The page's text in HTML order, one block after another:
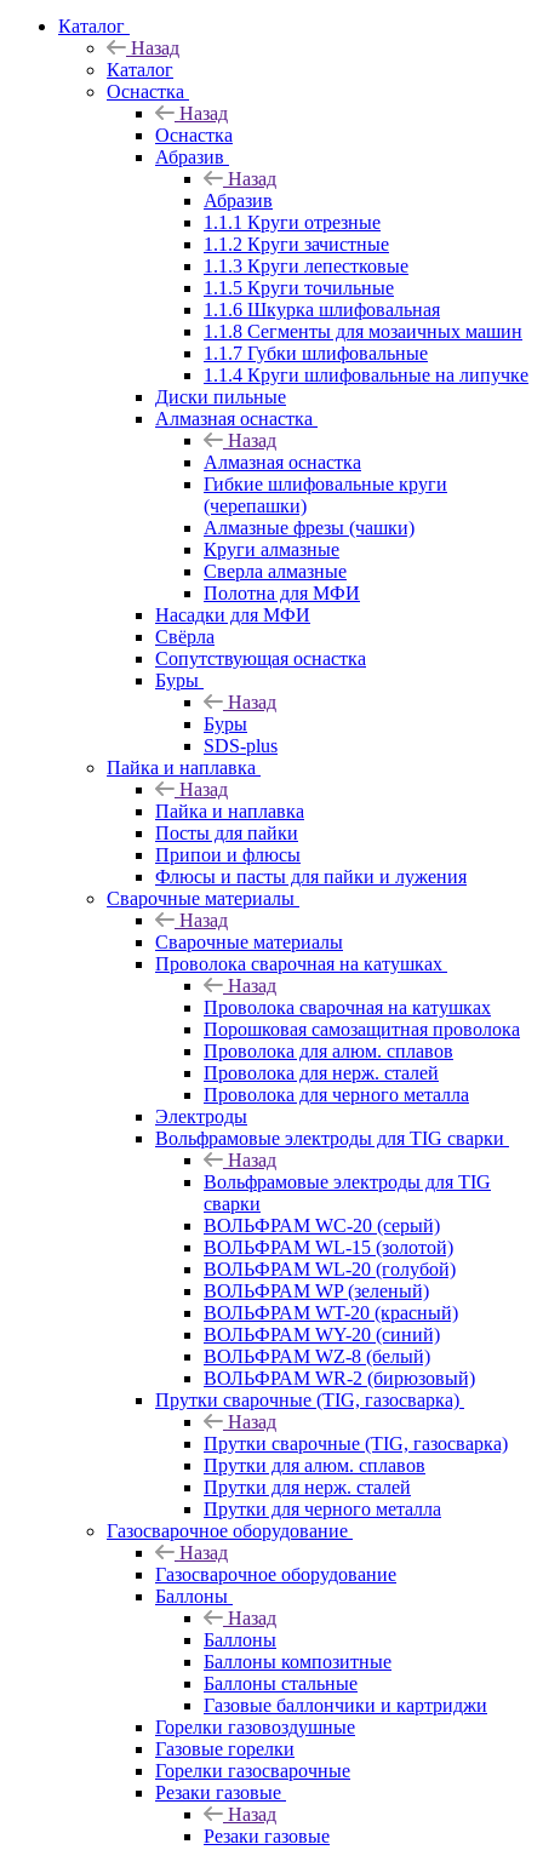
Каталог
Назад
Каталог
Оснастка
Назад
Оснастка
Абразив
Назад
Абразив
1.1.1 Круги отрезные
1.1.2 Круги зачистные
1.1.3 Круги лепестковые
1.1.5 Круги точильные
1.1.6 Шкурка шлифовальная
1.1.8 Сегменты для мозаичных машин
1.1.7 Губки шлифовальные
1.1.4 Круги шлифовальные на липучке
Диски пильные
Алмазная оснастка
Назад
Алмазная оснастка
Гибкие шлифовальные круги
(черепашки)
Алмазные фрезы (чашки)
Круги алмазные
Сверла алмазные
Полотна для МФИ
Насадки для МФИ
Свёрла
Сопутствующая оснастка
Буры
Назад
Буры
SDS-plus
Пайка и наплавка
Назад
Пайка и наплавка
Посты для пайки
Припои и флюсы
Флюсы и пасты для пайки и лужения
Сварочные материалы
Назад
Сварочные материалы
Проволока сварочная на катушках
Назад
Проволока сварочная на катушках
Порошковая самозащитная проволока
Проволока для алюм. сплавов
Проволока для нерж. сталей
Проволока для черного металла
Электроды
Вольфрамовые электроды для TIG сварки
Назад
Вольфрамовые электроды для TIG
сварки
ВОЛЬФРАМ WC-20 (серый)
ВОЛЬФРАМ WL-15 (золотой)
ВОЛЬФРАМ WL-20 (голубой)
ВОЛЬФРАМ WP (зеленый)
ВОЛЬФРАМ WT-20 (красный)
ВОЛЬФРАМ WY-20 (синий)
ВОЛЬФРАМ WZ-8 (белый)
ВОЛЬФРАМ WR-2 (бирюзовый)
Прутки сварочные (TIG, газосварка)
Назад
Прутки сварочные (TIG, газосварка)
Прутки для алюм. сплавов
Прутки для нерж. сталей
Прутки для черного металла
Газосварочное оборудование
Назад
Газосварочное оборудование
Баллоны
Назад
Баллоны
Баллоны композитные
Баллоны стальные
Газовые баллончики и картриджи
Горелки газовоздушные
Газовые горелки
Горелки газосварочные
Резаки газовые
Назад
Резаки газовые